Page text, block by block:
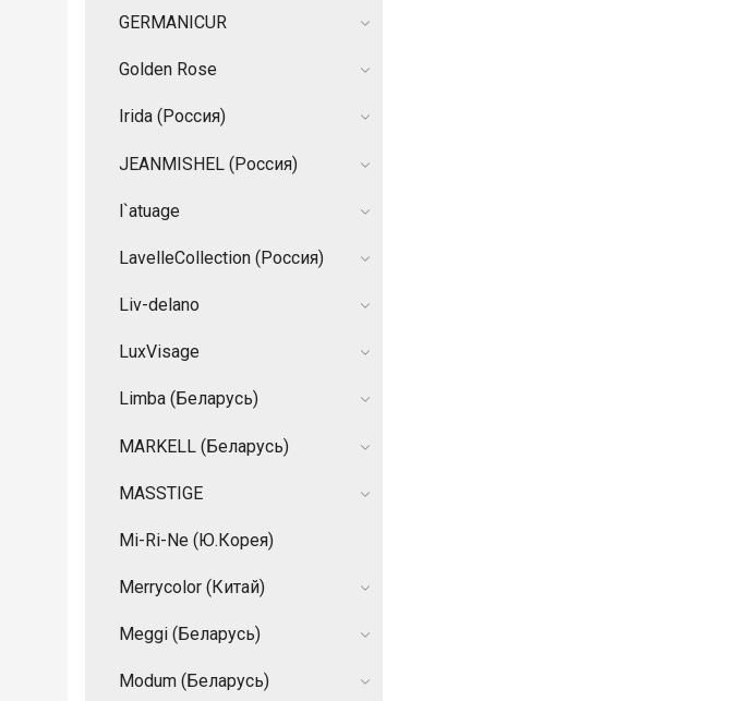
GERMANIСUR
Golden Rose
Irida (Россия)
JEANMISHEL (Россия)
l`atuage
LavelleCollection (Россия)
Liv-delano
LuxVisage
Limba (Беларусь)
MARKELL (Беларусь)
MASSTIGE
Mi-Ri-Ne (Ю.Корея)
Merrycolor (Китай)
Meggi (Беларусь)
Modum (Беларусь)